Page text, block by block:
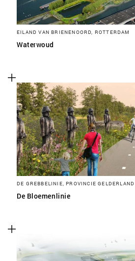
EILAND VAN BRIENENOORD, ROTTERDAM
Waterwoud
DE GREBBELINIE, PROVINCIE
De Bloemenlinie